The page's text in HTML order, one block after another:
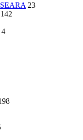
23
142
4